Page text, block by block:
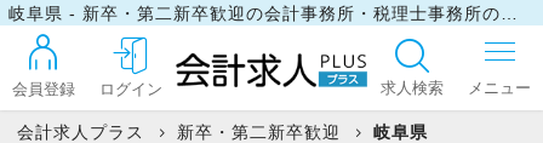
会員登録 ログイン 求人検索
会計求人プラス 新卒・第二新卒歓迎 岐阜県